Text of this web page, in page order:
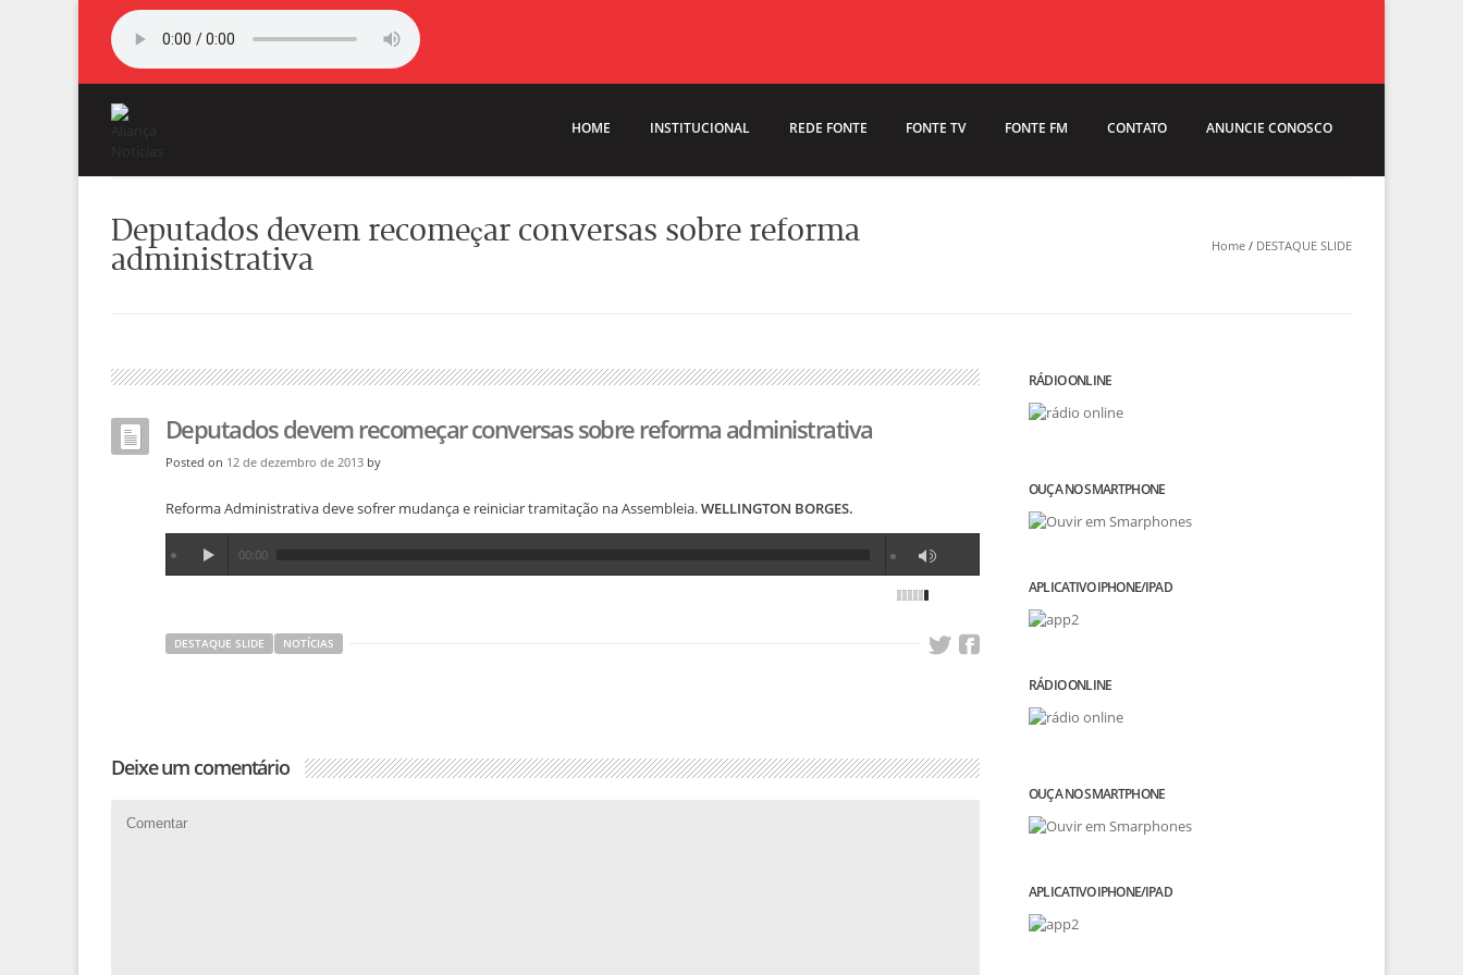
HOME INSTITUCIONAL REDE FONTE FONTE TV FONTE FM CONTATO ANUNCIE CONOSCO
Deputados devem recomeçar conversas sobre reforma
administrativa Home / DESTAQUE SLIDE
Deputados devem recomeçar conversas sobre reforma administrativa
Posted on 12 de dezembro de 2013 by
Reforma Administrativa deve sofrer mudança e reiniciar tramitação na Assembleia.WELLINGTON BORGES.
00:00
DESTAQUE SLIDE NOTÍCIAS
Deixe um comentário
RÁDIO ONLINE
OUÇA NO SMARTPHONE
APLICATIVO IPHONE/IPAD
RÁDIO ONLINE
OUÇA NO SMARTPHONE
APLICATIVO IPHONE/IPAD